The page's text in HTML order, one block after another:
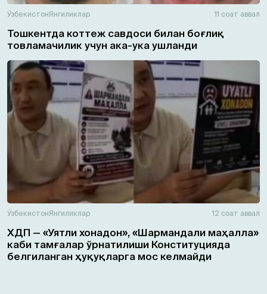
ЎзбекистонЯнгиликлар 11 соат аввал
Тошкентда коттеж савдоси билан боғлиқ
товламачилик учун ака-ука ушланди
ЎзбекистонЯнгиликлар 12 соат аввал
ХДП — «Уятли хонадон», «Шармандали маҳалла»
каби тамғалар ўрнатилиши Конституцияда
белгиланган ҳуқуқларга мос келмайди